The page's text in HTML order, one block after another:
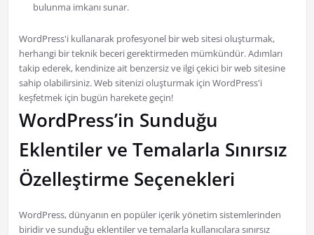
bulunma imkanı sunar.
WordPress'i kullanarak profesyonel bir web sitesi oluşturmak,
herhangi bir teknik beceri gerektirmeden mümkündür. Adımları
takip ederek, kendinize ait benzersiz ve ilgi çekici bir web sitesine
sahip olabilirsiniz. Web sitenizi oluşturmak için WordPress'i
keşfetmek için bugün harekete geçin!
WordPress’in Sunduğu
Eklentiler ve Temalarla Sınırsız
Özelleştirme Seçenekleri
WordPress, dünyanın en popüler içerik yönetim sistemlerinden
biridir ve sunduğu eklentiler ve temalarla kullanıcılara sınırsız